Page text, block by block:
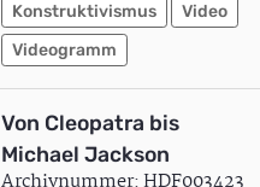
Konstruktivismus
Video
Videogramm
Von Cleopatra bis
Michael Jackson